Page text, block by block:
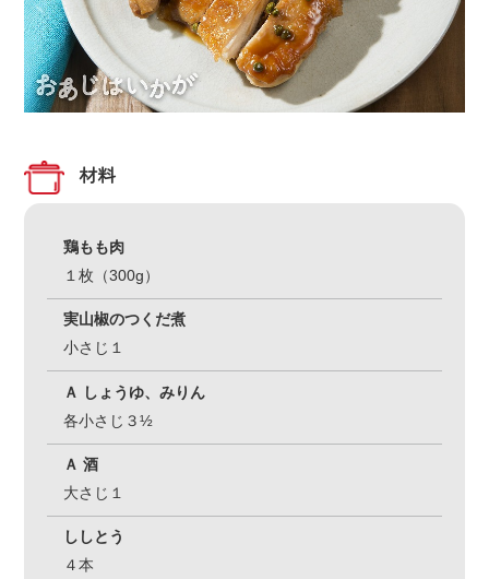
材料
鶏もも肉
１枚（300g）
実山椒のつくだ煮
小さじ１
Ａ しょうゆ、みりん
各小さじ３½
Ａ 酒
大さじ１
ししとう
４本